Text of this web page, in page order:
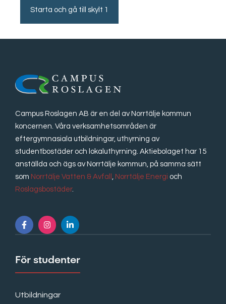
Starta och gå till skylt 1
Campus Roslagen AB är en del av Norrtälje kommun
koncernen. Våra verksamhetsområden är
eftergymnasiala utbildningar, uthyrning av
studentbostäder och lokaluthyrning. Aktiebolaget har 15
anställda och ägs av Norrtälje kommun, på samma sätt
som Norrtälje Vatten & Avfall , Norrtälje Energi och
Roslagsbostäder.
För studenter
Utbildningar